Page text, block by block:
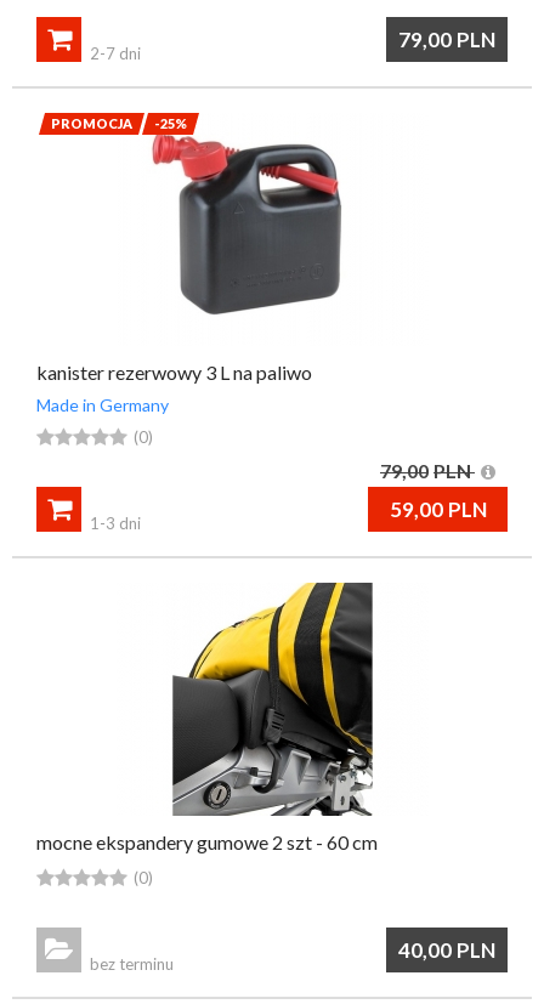
79,00 PLN

2-7 dni
PROMOCJA -25%
kanister rezerwowy 3 L na paliwo
Made in Germany
 (0)
79,00 PLN
59,00 PLN

1-3 dni
mocne ekspandery gumowe 2 szt - 60 cm
 (0)
40,00 PLN

bez terminu